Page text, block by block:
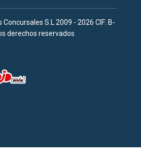
S.L 2009 - 2026 CIF: B-
derechos reservados